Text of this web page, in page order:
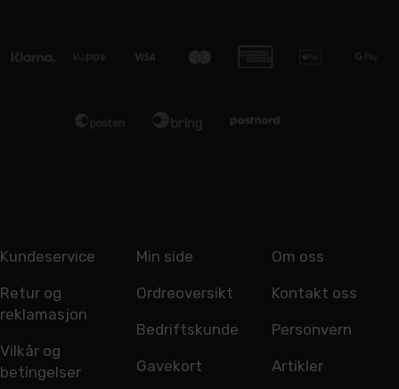
Kundeservice
Retur og
reklamasjon
Vilkår og
betingelser
Min side
Ordreoversikt
Bedriftskunde
Gavekort
Om oss
Kontakt oss
Personvern
Artikler